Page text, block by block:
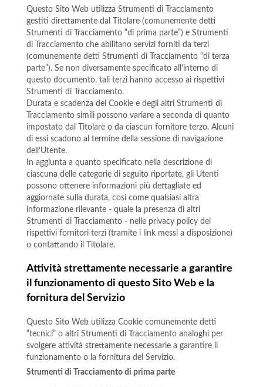
Questo Sito Web utilizza Strumenti di Tracciamento
gestiti direttamente dal Titolare (comunemente detti
Strumenti di Tracciamento “di prima parte”) e Strumenti
di Tracciamento che abilitano servizi forniti da terzi
(comunemente detti Strumenti di Tracciamento “di terza
parte”). Se non diversamente specificato all’interno di
questo documento, tali terzi hanno accesso ai rispettivi
Strumenti di Tracciamento.
Durata e scadenza dei Cookie e degli altri Strumenti di
Tracciamento simili possono variare a seconda di quanto
impostato dal Titolare o da ciascun fornitore terzo. Alcuni
di essi scadono al termine della sessione di navigazione
dell’Utente.
In aggiunta a quanto specificato nella descrizione di
ciascuna delle categorie di seguito riportate, gli Utenti
possono ottenere informazioni più dettagliate ed
aggiornate sulla durata, così come qualsiasi altra
informazione rilevante - quale la presenza di altri
Strumenti di Tracciamento - nelle privacy policy dei
rispettivi fornitori terzi (tramite i link messi a disposizione)
o contattando il Titolare.
Attività strettamente necessarie a garantire
il funzionamento di questo Sito Web e la
fornitura del Servizio
Questo Sito Web utilizza Cookie comunemente detti
“tecnici” o altri Strumenti di Tracciamento analoghi per
svolgere attività strettamente necessarie a garantire il
funzionamento o la fornitura del Servizio.
Strumenti di Tracciamento di prima parte